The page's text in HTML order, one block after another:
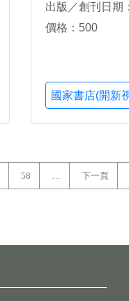
出版／創刊日期
價格：500
國家書店(開新
58 下一頁